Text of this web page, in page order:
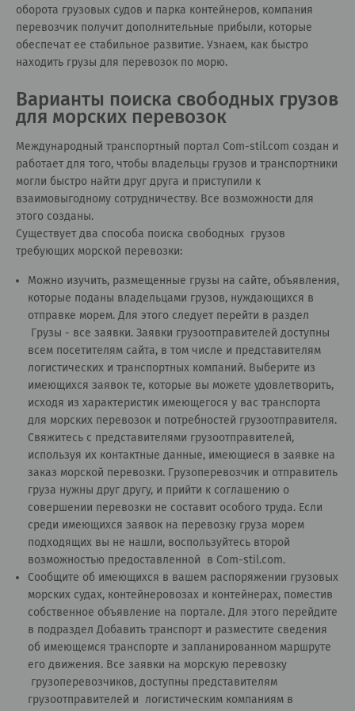
оборота грузовых судов и парка контейнеров, компания
перевозчик получит дополнительные прибыли, которые
обеспечат ее стабильное развитие. Узнаем, как быстро
находить грузы для перевозок по морю.
Варианты поиска свободных грузов
для морских перевозок
Международный транспортный портал Сom-stil.com создан и
работает для того, чтобы владельцы грузов и транспортники
могли быстро найти друг друга и приступили к
взаимовыгодному сотрудничеству. Все возможности для
этого созданы.
Существует два способа поиска свободных грузов
требующих морской перевозки:
Можно изучить, размещенные грузы на сайте, объявления,
которые поданы владельцами грузов, нуждающихся в
отправке морем. Для этого следует перейти в раздел
Грузы - все заявки. Заявки грузоотправителей доступны
всем посетителям сайта, в том числе и представителям
логистических и транспортных компаний. Выберите из
имеющихся заявок те, которые вы можете удовлетворить,
исходя из характеристик имеющегося у вас транспорта
для морских перевозок и потребностей грузоотправителя.
Свяжитесь с представителями грузоотправителей,
используя их контактные данные, имеющиеся в заявке на
заказ морской перевозки. Грузоперевозчик и отправитель
груза нужны друг другу, и прийти к соглашению о
совершении перевозки не составит особого труда. Если
среди имеющихся заявок на перевозку груза морем
подходящих вы не нашли, воспользуйтесь второй
возможностью предоставленной в Сom-stil.com.
Сообщите об имеющихся в вашем распоряжении грузовых
морских судах, контейнеровозах и контейнерах, поместив
собственное объявление на портале. Для этого перейдите
в подраздел Добавить транспорт и разместите сведения
об имеющемся транспорте и запланированном маршруте
его движения. Все заявки на морскую перевозку
грузоперевозчиков, доступны представителям
грузоотправителей и логистическим компаниям в